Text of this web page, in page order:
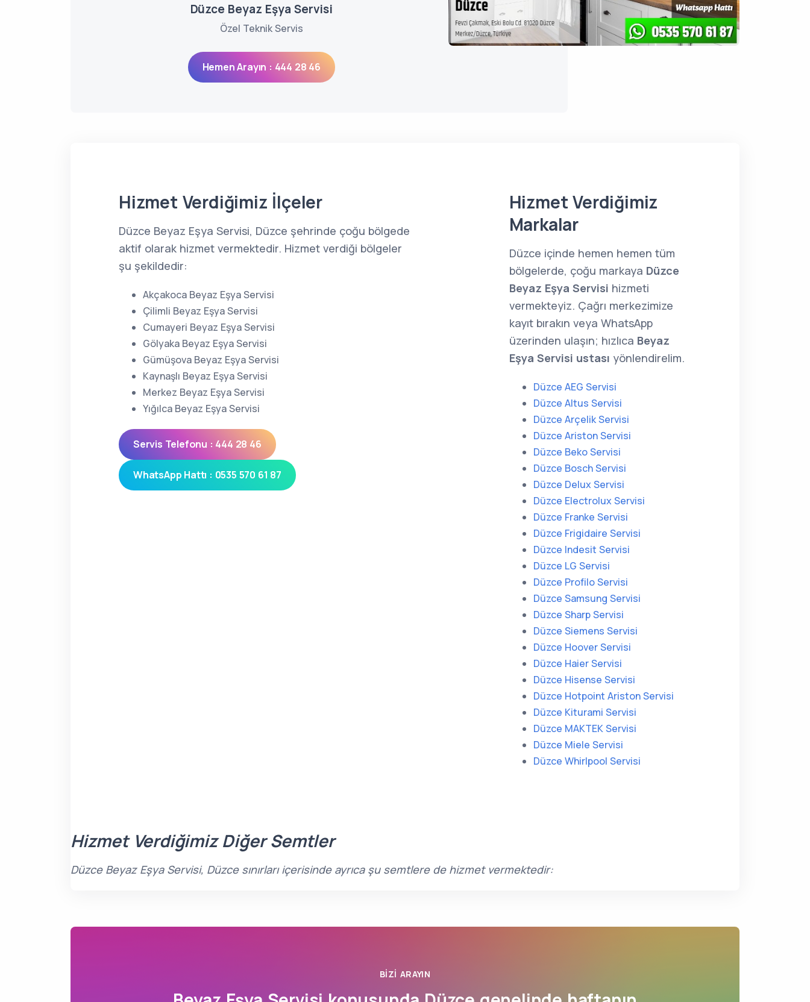
Düzce Beyaz Eşya Servisi
Özel Teknik Servis
Hemen Arayın : 444 28 46
Hizmet Verdiğimiz İlçeler
Düzce Beyaz Eşya Servisi, Düzce şehrinde çoğu bölgede
aktif olarak hizmet vermektedir. Hizmet verdiği bölgeler
şu şekildedir:
Akçakoca Beyaz Eşya Servisi
Çilimli Beyaz Eşya Servisi
Cumayeri Beyaz Eşya Servisi
Gölyaka Beyaz Eşya Servisi
Gümüşova Beyaz Eşya Servisi
Kaynaşlı Beyaz Eşya Servisi
Merkez Beyaz Eşya Servisi
Yığılca Beyaz Eşya Servisi
Servis Telefonu : 444 28 46
WhatsApp Hattı : 0535 570 61 87
Hizmet Verdiğimiz
Markalar
Düzce içinde hemen hemen tüm
bölgelerde, çoğu markaya Düzce
Beyaz Eşya Servisi hizmeti
vermekteyiz. Çağrı merkezimize
kayıt bırakın veya WhatsApp
üzerinden ulaşın; hızlıca Beyaz
Eşya Servisi ustası yönlendirelim.
Düzce AEG Servisi
Düzce Altus Servisi
Düzce Arçelik Servisi
Düzce Ariston Servisi
Düzce Beko Servisi
Düzce Bosch Servisi
Düzce Delux Servisi
Düzce Electrolux Servisi
Düzce Franke Servisi
Düzce Frigidaire Servisi
Düzce Indesit Servisi
Düzce LG Servisi
Düzce Profilo Servisi
Düzce Samsung Servisi
Düzce Sharp Servisi
Düzce Siemens Servisi
Düzce Hoover Servisi
Düzce Haier Servisi
Düzce Hisense Servisi
Düzce Hotpoint Ariston Servisi
Düzce Kiturami Servisi
Düzce MAKTEK Servisi
Düzce Miele Servisi
Düzce Whirlpool Servisi
Hizmet Verdiğimiz Diğer Semtler
Düzce Beyaz Eşya Servisi, Düzce sınırları içerisinde ayrıca şu semtlere de hizmet vermektedir:
BIZI ARAYIN